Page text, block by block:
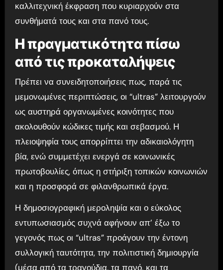
καλλιτεχνική έκφραση που κυριαρχούν στα
συνθήματά τους και στα πανό τους.
Η πραγματικότητα πίσω
από τις προκαταλήψεις
Πρέπει να συνειδητοποιήσεις πως, παρά τις
μεμονωμένες περιπτώσεις, οι “ultras” λειτουργούν
ως αυστηρά οργανωμένες κοινότητες που
ακολουθούν κώδικες τιμής και σεβασμού. Η
πλειοψηφία τους απορρίπτει την αδικαιολόγητη
βία, ενώ συμμετέχει ενεργά σε κοινωνικές
πρωτοβουλίες, όπως η στήριξη τοπικών κοινωνιών
και η προσφορά σε φιλανθρωπικά έργα.
Η δημοσιογραφική μεροληψία και ο εύκολος
εντυπωσιασμός συχνά αφήνουν απ’ έξω το
γεγονός πως οι “ultras” προάγουν την έντονη
συλλογική ταυτότητα, την πολιτιστική δημιουργία
(μέσα από τα τραγούδια, τα πανό, και τα